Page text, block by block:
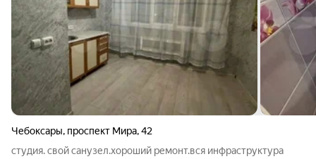
Чебоксары, проспект Мира,42
студия. свой санузел.хороший ремонт.вся инфраструктура